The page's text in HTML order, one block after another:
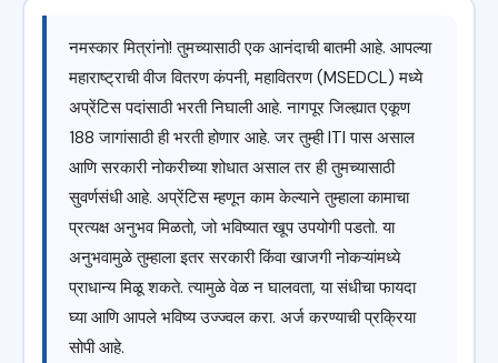
नमस्कार मित्रांनो! तुमच्यासाठी एक आनंदाची बातमी आहे. आपल्या
महाराष्ट्राची वीज वितरण कंपनी, महावितरण (MSEDCL) मध्ये
अप्रेंटिस पदांसाठी भरती निघाली आहे. नागपूर जिल्ह्यात एकूण
188 जागांसाठी ही भरती होणार आहे. जर तुम्ही ITI पास असाल
आणि सरकारी नोकरीच्या शोधात असाल तर ही तुमच्यासाठी
सुवर्णसंधी आहे. अप्रेंटिस म्हणून काम केल्याने तुम्हाला कामाचा
प्रत्यक्ष अनुभव मिळतो, जो भविष्यात खूप उपयोगी पडतो. या
अनुभवामुळे तुम्हाला इतर सरकारी किंवा खाजगी नोकऱ्यांमध्ये
प्राधान्य मिळू शकते. त्यामुळे वेळ न घालवता, या संधीचा फायदा
घ्या आणि आपले भविष्य उज्ज्वल करा. अर्ज करण्याची प्रक्रिया
सोपी आहे.